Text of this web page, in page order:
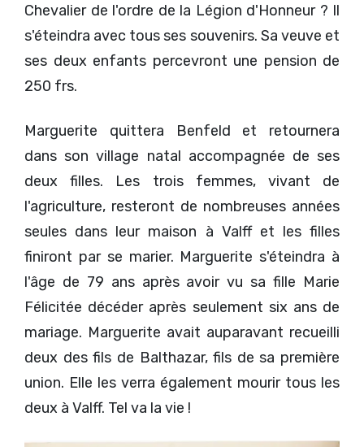
Chevalier de l'ordre de la Légion d'Honneur ? Il
s'éteindra avec tous ses souvenirs. Sa veuve et
ses deux enfants percevront une pension de
250 frs.
Marguerite quittera Benfeld et retournera
dans son village natal accompagnée de ses
deux filles. Les trois femmes, vivant de
l'agriculture, resteront de nombreuses années
seules dans leur maison à Valff et les filles
finiront par se marier. Marguerite s'éteindra à
l'âge de 79 ans après avoir vu sa fille Marie
Félicitée décéder après seulement six ans de
mariage. Marguerite avait auparavant recueilli
deux des fils de Balthazar, fils de sa première
union. Elle les verra également mourir tous les
deux à Valff. Tel va la vie !